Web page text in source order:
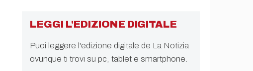
LEGGI L'EDIZIONE DIGITALE
Puoi leggere l'edizione digitale de La Notizia
ovunque ti trovi su pc, tablet e smartphone.